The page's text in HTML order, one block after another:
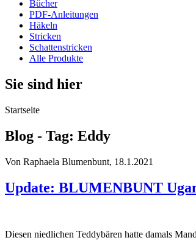
Bücher
PDF-Anleitungen
Häkeln
Stricken
Schattenstricken
Alle Produkte
Sie sind hier
Startseite
Blog - Tag: Eddy
Von Raphaela Blumenbunt, 18.1.2021
Update: BLUMENBUNT
Diesen niedlichen Teddybären hatte damals